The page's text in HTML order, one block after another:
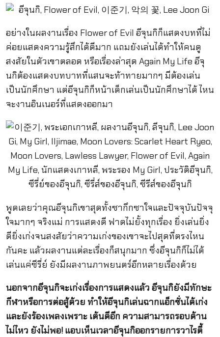
อย่างในผลงานเรื่อง Flower of Evil อีจุนกิก็แสดงบทที่ไม่
ค่อยแสดงความรู้สึกได้ดีมาก แถมยังเล่นได้ทำให้คนดู
สงสัยในตัวเขาตลอด หรือเรื่องล่าสุด Again My Life อีจุ
นกิต้องแสดงบทบาทที่แสนจะท้าทายมากๆ มีต้องเล่น
เป็นนักศึกษา แต่อีจุนกิก็หน้าเด็กเล่นเป็นนักศึกษาได้ ไหน
จะงานอินเนอร์ที่แสดงออกมา
พูดเลยว่าคุณอีจุนกิเขาสุดทั้งซากึกซาใจและปัจจุบันปัจจุ
ใจมากๆ จริงแม่ การแสดงดี ฟาดไม่ยั้งทุกเรื่อง ยิ่งเล่นยิ่ง
ดียิ่งเก่งจนสงสัยว่าความเก่งของเขาจะไปสุดที่ตรงไหน
กันคะ แล้วผลงานแต่ละเรื่องก็สนุกมาก ซึ่งอีจุนกิก็ไม่ได้
เล่นแค่ซีรี่ย์ ยังมีผลงานภาพยนตร์อีกหลายเรื่องด้วย
นอกจากอีจุนกิจะเก่งเรื่องการแสดงแล้ว อีจุนกิยังมีทักษะ
กีฬาหรือการต่อสู้ด้วย ทำให้อีจุนกิเล่นฉากแอ็กชั่นได้เก่ง
และยังร้องเพลงเพราะ เต้นดีอีก ความสามารถรอบด้าน
ไม่ไหว ยังไม่พอ! แอบเห็นเวลาอีจุนกิออกรายการวาไรตี้